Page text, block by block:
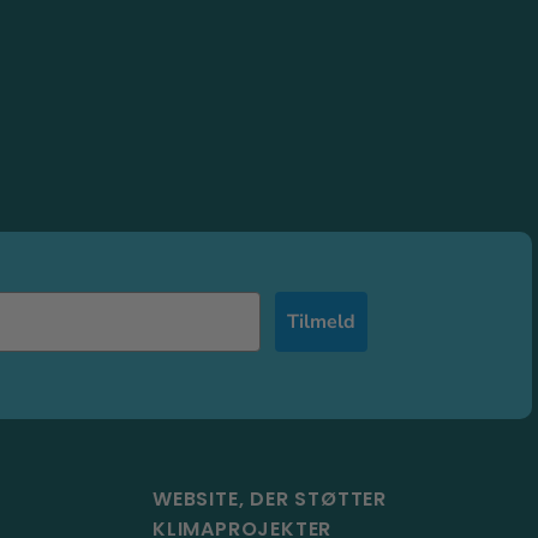
Tilmeld
WEBSITE, DER STØTTER
KLIMAPROJEKTER